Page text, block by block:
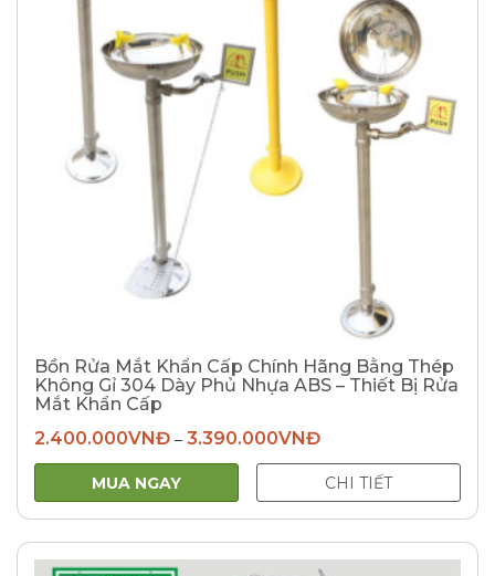
Bồn Rửa Mắt Khẩn Cấp Chính Hãng Bằng Thép
Không Gỉ 304 Dày Phủ Nhựa ABS – Thiết Bị Rửa
Mắt Khẩn Cấp
2.400.000VNĐ– 3.390.000VNĐ
MUA NGAY CHI TIẾT